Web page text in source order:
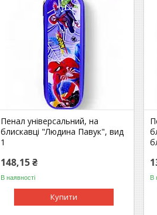
Пенал універсальний, на
блискавці "Людина Павук", вид
1
148,15 ₴
В наявності
Купити
В